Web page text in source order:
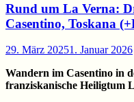
Rund um La Verna:
Casentino, Toskana
29. März 20251. Januar 2026
Wandern im Casentino in
franziskanische Heiligtum